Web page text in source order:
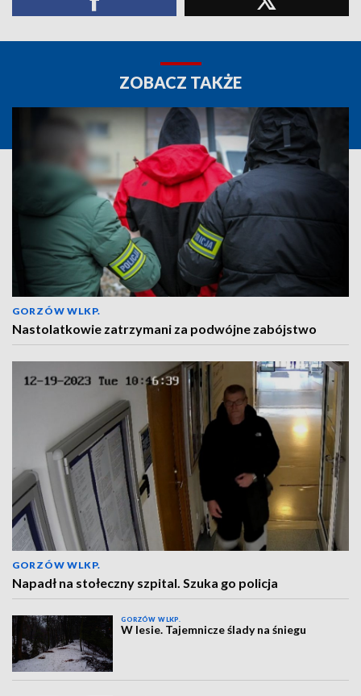
ZOBACZ TAKŻE
GORZÓW WLKP.
Nastolatkowie zatrzymani za podwójne zabójstwo
GORZÓW WLKP.
Napadł na stołeczny szpital. Szuka go policja
GORZÓW WLKP.
W lesie. Tajemnicze ślady na śniegu